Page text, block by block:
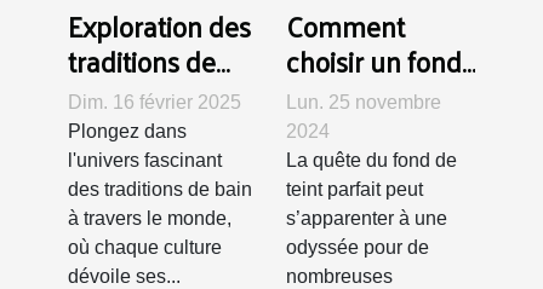
Exploration des
traditions de
bain mondiales
à travers des
savons
artisanaux
Dim. 16 février 2025
Plongez dans
l'univers fascinant
des traditions de bain
à travers le monde,
où chaque culture
dévoile ses...
Comment
choisir un fond
de teint adapté
à toutes les
carnations
Lun. 25 novembre
2024
La quête du fond de
teint parfait peut
s’apparenter à une
odyssée pour de
nombreuses